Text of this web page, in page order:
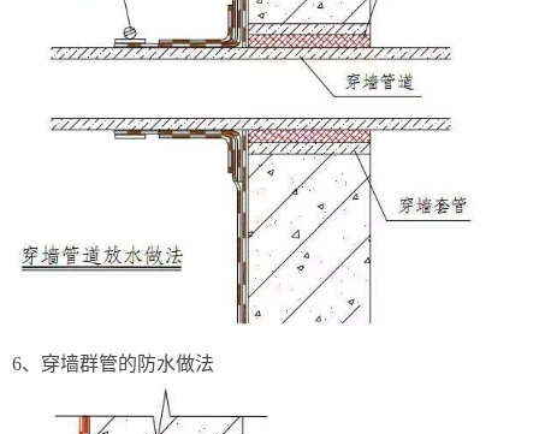
6、穿墙群管的防水做法